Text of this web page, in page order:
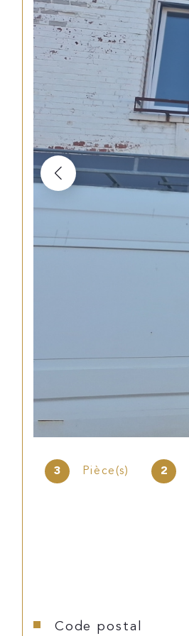
3 Pièce(s) 2
Caractéristiques Valeurs
Code postal